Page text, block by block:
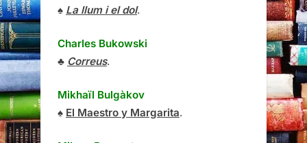
♠ La llum i el dol.
Charles Bukowski
♣ Correus.
Mikhaïl Bulgàkov
♠ El Maestro y Margarita.